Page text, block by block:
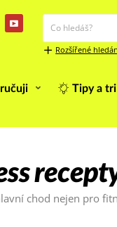
Rozšířené
Tipy a
chod nejen pro